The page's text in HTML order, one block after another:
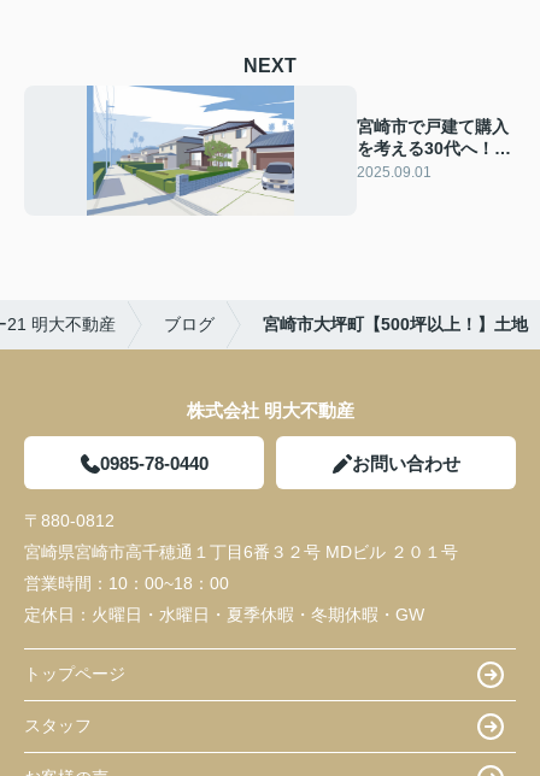
NEXT
宮崎市で戸建て購入
を考える30代へ！夫
婦に役立つ選び方と
2025.09.01
21 明大不動産 ブログ 宮崎市大坪町【500坪以上！】土地
株式会社 明大不動産
0985-78-0440 お問い合わせ
〒880-0812
宮崎県宮崎市高千穂通１丁目6番３２号 MDビル ２０１号
営業時間： 10：00~18：00
定休日： 火曜日・水曜日・夏季休暇・冬期休暇・GW
トップページ
スタッフ